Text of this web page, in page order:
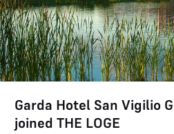
Garda Hotel San Vigilio
joined THE LOGE